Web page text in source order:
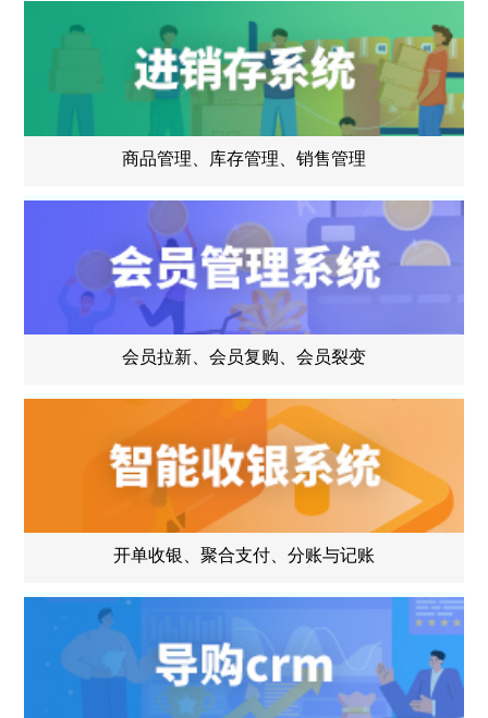
商品管理、库存管理、销售管理
会员拉新、会员复购、会员裂变
开单收银、聚合支付、分账与记账